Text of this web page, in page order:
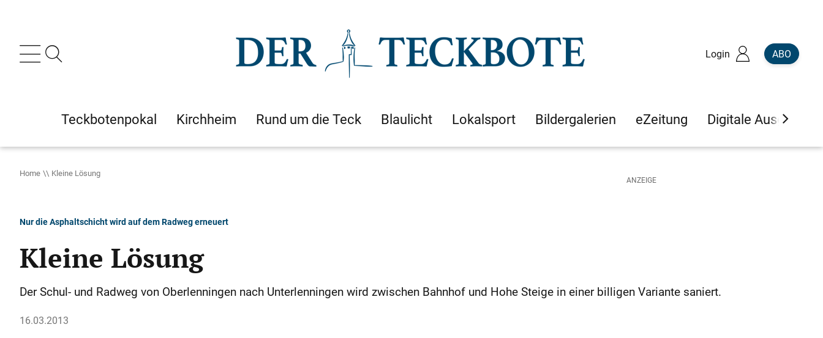
Login ABO
Teckbotenpokal Kirchheim Rund um die Teck Blaulicht Lokalsport Bildergalerien eZeitung Digitale Ausgaben
Home Kleine Lösung
Nur die Asphaltschicht wird auf dem Radweg erneuert
Kleine Lösung
Der Schul- und Radweg von Oberlenningen nach Unterlenningen wird zwischen Bahnhof und Hohe Steige in einer billigen Variante saniert.
16.03.2013